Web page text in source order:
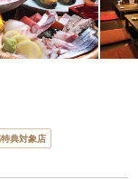
典対象店